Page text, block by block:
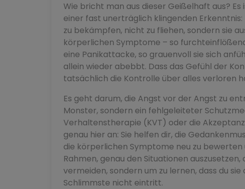
Wie bricht man aus dieser Geißelhaft aus?
einer fast unerträglich klingenden Erkenntnis:
zu bekämpfen, nicht zu fliehen, sondern sie
körperlichen Symptome – so
eine Panikattacke, so grauenvoll sie sich
allein wieder abebbt. Dass das Gefühl der
tatsächlich die Kontrolle über alles verloren
Es geht darum, die Angst vor der Angst zu
Monster, sondern ein fehlgeleiteter
Verhaltenstherapie (KVT) oder die
genau hier an: Sie helfen dir, die
die körperlichen Symptome neu zu
Rahmen, genau den Situationen
vermeiden, sondern um zu lernen, dass du
Schlimmste nicht eintritt.